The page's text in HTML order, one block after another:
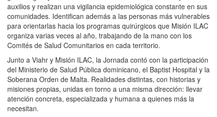
auxilios y realizan una vigilancia epidemiológica constante en sus
comunidades. Identifican además a las personas más vulnerables
para orientarlas hacia los programas quirúrgicos que Misión ILAC
organiza varias veces al año, trabajando de la mano con los
Comités de Salud Comunitarios en cada territorio.
Junto a Viahr y Misión ILAC, la Jornada contó con la participación
del Ministerio de Salud Pública dominicano, el Baptist Hospital y la
Soberana Orden de Malta. Realidades distintas, con historias y
misiones propias, unidas en torno a una misma dirección: llevar
atención concreta, especializada y humana a quienes más la
necesitan.